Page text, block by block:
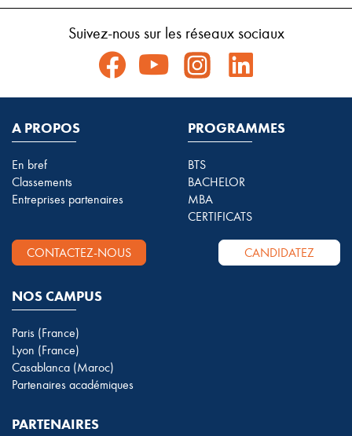
Suivez-nous sur les réseaux sociaux
A PROPOS
En bref
Classements
Entreprises partenaires
PROGRAMMES
BTS
BACHELOR
MBA
CERTIFICATS
CONTACTEZ-NOUS CANDIDATEZ
NOS CAMPUS
Paris (France)
Lyon (France)
Casablanca (Maroc)
Partenaires académiques
PARTENAIRES